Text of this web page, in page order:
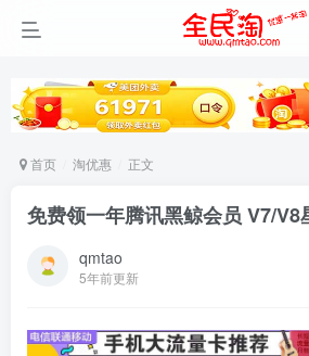
首页 淘优惠 正文
免费领一年腾讯黑鲸会员 V7/V8
qmtao
5年前更新